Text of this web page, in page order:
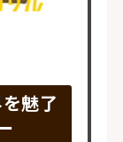
を魅了